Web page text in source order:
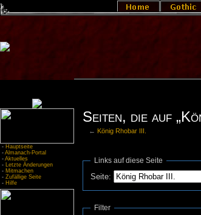
- Hauptseite
- Almanach-Portal
- Aktuelles
- Letzte Änderungen
- Mitmachen
- Zufällige Seite
- Hilfe
Seiten, die auf
← König Rhobar III.
Links auf diese Seite
Seite:
Filter